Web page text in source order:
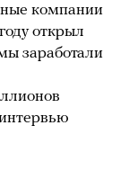
компании
открыл
заработали